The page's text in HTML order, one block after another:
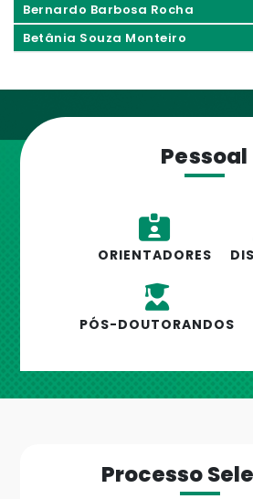
Bernardo Barbosa Rocha
Betânia Souza Monteiro
Pessoal
ORIENTADORES
PÓS-DOUTORANDOS
Processo